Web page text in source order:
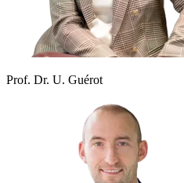
Prof. Dr. U. Guérot